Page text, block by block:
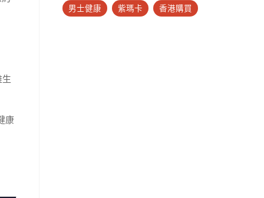
康
男士健康 紫瑪卡 香港購買